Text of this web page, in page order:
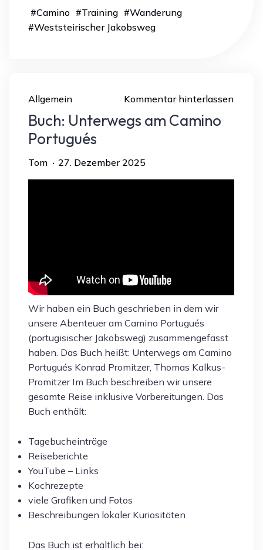
#Camino #Training #Wanderung
#Weststeirischer Jakobsweg
Allgemein Kommentar hinterlassen
Buch: Unterwegs am Camino
Portugués
Tom 27. Dezember 2025
Wir haben ein Buch geschrieben in dem wir
unsere Abenteuer am Camino Portugués
(portugisischer Jakobsweg) zusammengefasst
haben. Das Buch heißt: Unterwegs am Camino
Portugués Konrad Promitzer, Thomas Kalkus-
Promitzer Im Buch beschreiben wir unsere
gesamte Reise inklusive Vorbereitungen. Das
Buch enthält:
Tagebucheinträge
Reiseberichte
YouTube – Links
Kochrezepte
viele Grafiken und Fotos
Beschreibungen lokaler Kuriositäten
Das Buch ist erhältlich bei: